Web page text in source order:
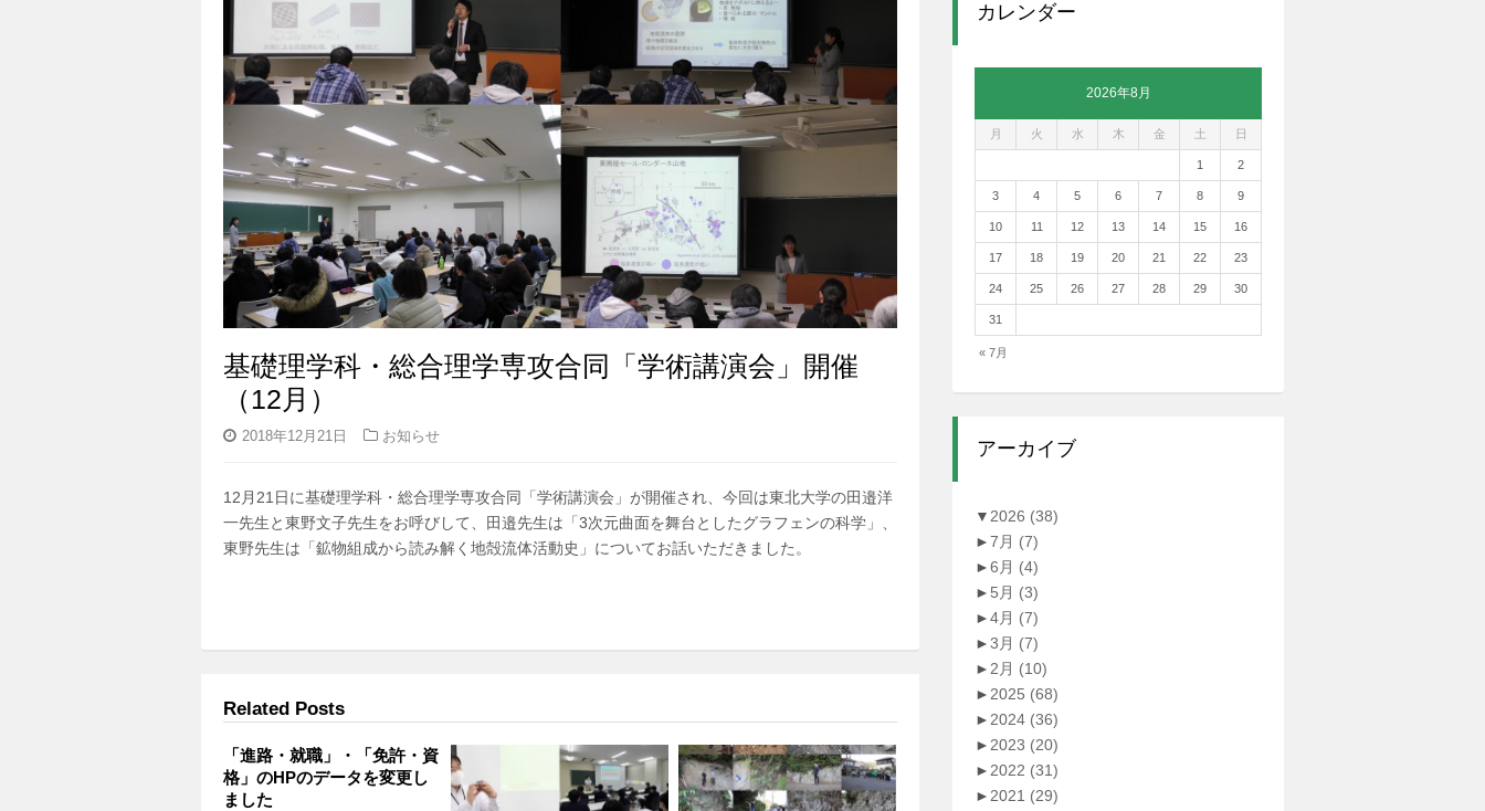
基礎理学科・総合理学専攻合同「学術講演会」開催
（12月）
2018年12月21日 お知らせ
12月21日に基礎理学科・総合理学専攻合同「学術講演会」が開催され、今回は東北大学の田邉洋
一先生と東野文子先生をお呼びして、田邉先生は「3次元曲面を舞台としたグラフェンの科学」、
東野先生は「鉱物組成から読み解く地殻流体活動史」についてお話いただきました。
Related Posts
「進路・就職」・「免許・資
格」のHPのデータを変更し
ました
カレンダー
2026年8月
月 火 水 木 金 土 日
« 7月
1 2
3 4 5 6 7 8 9
10 11 12 13 14 15 16
17 18 19 20 21 22 23
24 25 26 27 28 29 30
31
アーカイブ
▼ 2026 (38)
►7月 (7)
►6月 (4)
► 5月 (3)
►4月 (7)
►3月 (7)
► 2月 (10)
► 2025 (68)
► 2024 (36)
► 2023 (20)
► 2022 (31)
► 2021 (29)